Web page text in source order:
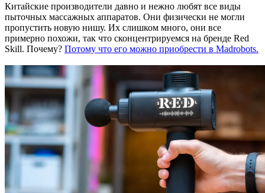
Китайские производители давно и нежно любят все виды
пыточных массажных аппаратов. Они физически не могли
пропустить новую нишу. Их слишком много, они все
примерно похожи, так что сконцентрируемся на бренде Red
Skill. Почему? Потому что его можно приобрести в Madrobots.